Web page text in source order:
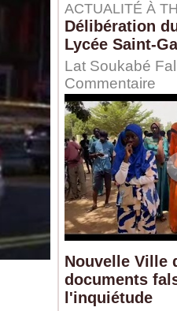
ACTUALITÉ À
Délibération
Lycée Saint-
Lat Soukabé
Commentaire
Nouvelle Ville
documents
l'inquiétude